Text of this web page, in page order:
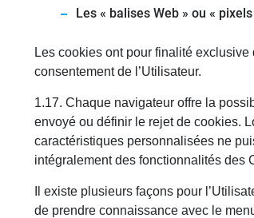
Les « balises Web » ou «
Les cookies ont pour finalité
consentement de l’Utilisateur.
1.17. Chaque navigateur offre la
envoyé ou définir le rejet de cookies.
caractéristiques personnalisées ne
intégralement des fonctionnalités des
Il existe plusieurs façons pour
de prendre connaissance avec le